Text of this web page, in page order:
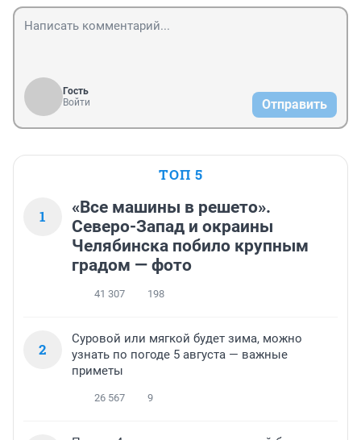
Гость
Войти
Отправить
ТОП 5
1
«Все машины в решето».
Северо-Запад и окраины
Челябинска побило крупным
градом — фото
41 307 198
2
Суровой или мягкой будет зима, можно
узнать по погоде 5 августа — важные
приметы
26 567 9